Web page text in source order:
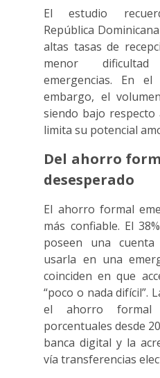
El estudio
República
altas tasas de
menor
emergencias. En
embargo, el
siendo bajo respecto
limita su potencial
Del ahorro
desesperado
El ahorro formal
más confiable. El
poseen una cuenta
usarla en una
coinciden en que
“poco o nada difícil”.
el ahorro formal
porcentuales desde
banca digital y la
vía transferencias